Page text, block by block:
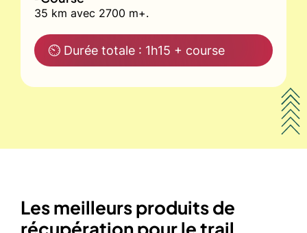
35 km avec 2700 m+.
⏲ Durée totale : 1h15 + course
Les meilleurs produits de
récupération pour le trail